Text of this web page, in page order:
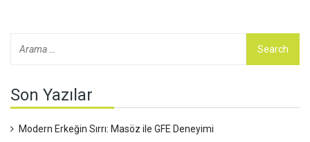
Son Yazılar
Modern Erkeğin Sırrı: Masöz ile GFE Deneyimi